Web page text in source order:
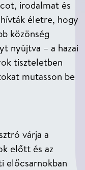
irodalmat és
életre, hogy
közönség
nyújtva – a hazai
tiszteletben
mutasson be
várja a
előtt és az
előcsarnokban